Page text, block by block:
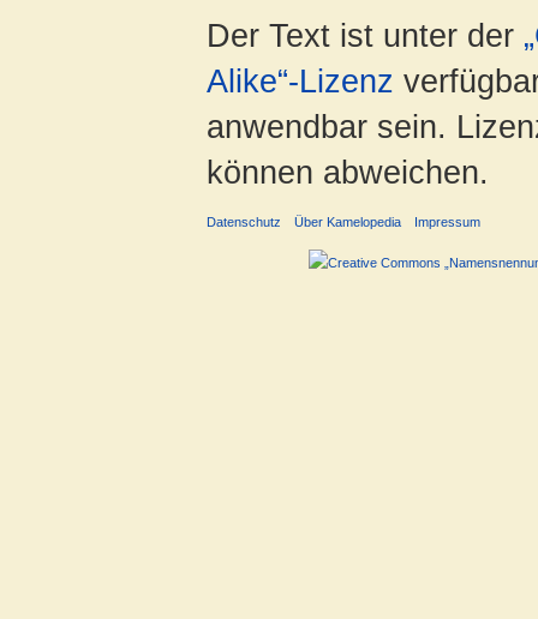
Der Text ist unter der
Alike“-Lizenz
anwendbar sein.
können abweichen.
Datenschutz Über Kamelopedia Impressum